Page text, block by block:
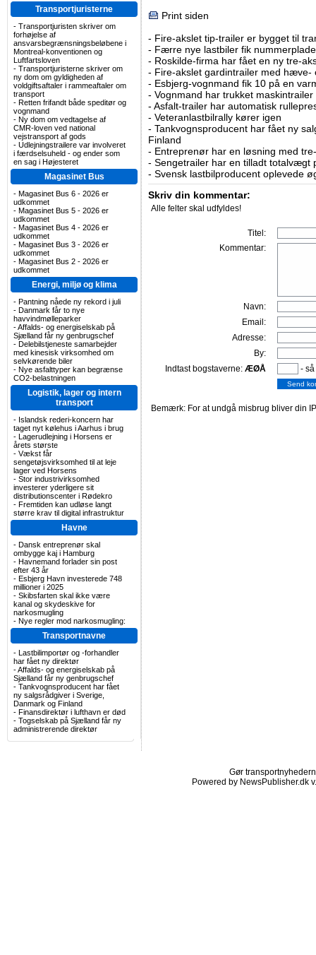
Transportjuristerne
- Transportjuristen skriver om
forhøjelse af
ansvarsbegrænsningsbeløbene i
Montreal-konventionen og
Luftfartsloven
- Transportjuristerne skriver om
ny dom om gyldigheden af
voldgiftsaftaler i rammeaftaler om
transport
- Retten frifandt både speditør og
vognmand
- Ny dom om vedtagelse af
CMR-loven ved national
vejstransport af gods
- Udlejningstrailere var involveret
i færdselsuheld - og ender som
en sag i Højesteret
Magasinet Bus
- Magasinet Bus 6 - 2026 er
udkommet
- Magasinet Bus 5 - 2026 er
udkommet
- Magasinet Bus 4 - 2026 er
udkommet
- Magasinet Bus 3 - 2026 er
udkommet
- Magasinet Bus 2 - 2026 er
udkommet
Energi, miljø og klima
- Pantning nåede ny rekord i juli
- Danmark får to nye
havvindmølleparker
-Affalds- og energiselskab på
Sjælland får ny genbrugschef
- Delebilstjeneste samarbejder
med kinesisk virksomhed om
selvkørende biler
- Nye asfalttyper kan begrænse
CO2-belastningen
Logistik, lager og intern
transport
- Islandsk rederi-koncern har
taget nyt kølehus i Aarhus i brug
- Lagerudlejning i Horsens er
årets største
- Vækst får
sengetøjsvirksomhed til at leje
lager ved Horsens
- Stor industrivirksomhed
investerer yderligere sit
distributionscenter i Rødekro
- Fremtiden kan udløse langt
større krav til digital infrastruktur
Havne
- Dansk entreprenør skal
ombygge kaj i Hamburg
- Havnemand forlader sin post
efter 43 år
- Esbjerg Havn investerede 748
millioner i 2025
- Skibsfarten skal ikke være
kanal og skydeskive for
narkosmugling
- Nye regler mod narkosmugling:
Transportnavne
- Lastbilimportør og -forhandler
har fået ny direktør
-Affalds- og energiselskab på
Sjælland får ny genbrugschef
- Tankvognsproducent har fået
ny salgsrådgiver i Sverige,
Danmark og Finland
- Finansdirektør i lufthavn er død
- Togselskab på Sjælland får ny
administrerende direktør
Print siden
- Fire-akslet tip-trailer er bygget til
- Færre nye lastbiler fik
- Roskilde-firma har fået en ny tre-
- Fire-akslet gardintrailer med hæve-
- Esbjerg-vognmand fik 10 på en
- Vognmand har trukket
- Asfalt-trailer har automatisk
- Veteranlastbilrally kører igen
- Tankvognsproducent har fået ny
Finland
- Entreprenør har en løsning med
- Sengetrailer har en tilladt totalvægt
- Svensk lastbilproducent oplevede
Skriv din kommentar:
Alle felter skal udfyldes!
Titel:
Kommentar:
Navn:
Email:
Adresse:
By:
Indtast bogstaverne: ÆØÅ -
Bemærk: For at undgå misbrug bliver din
Gør
Powered by NewsPublisher.dk